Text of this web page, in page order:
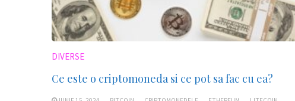
DIVERSE
Ce este o criptomoneda si ce pot sa fac cu ea?